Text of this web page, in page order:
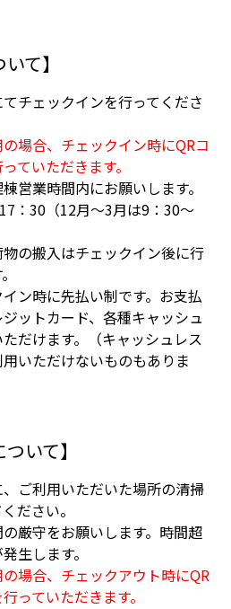
て】
チェックインを行ってくださ
場合、チェックイン時にQRコ
ていただきます。
営業時間内にお願いします。
：30（12月～3月は9：30～
の搬入はチェックイン後に行
ン時に先払い制です。お支払
ットカード、各種キャッシュ
だけます。（キャッシュレス
いただけないものもありま
いて】
ご利用いただいた場所の清掃
ださい。
厳守をお願いします。時間超
生します。
場合、チェックアウト時にQR
っていただきます。